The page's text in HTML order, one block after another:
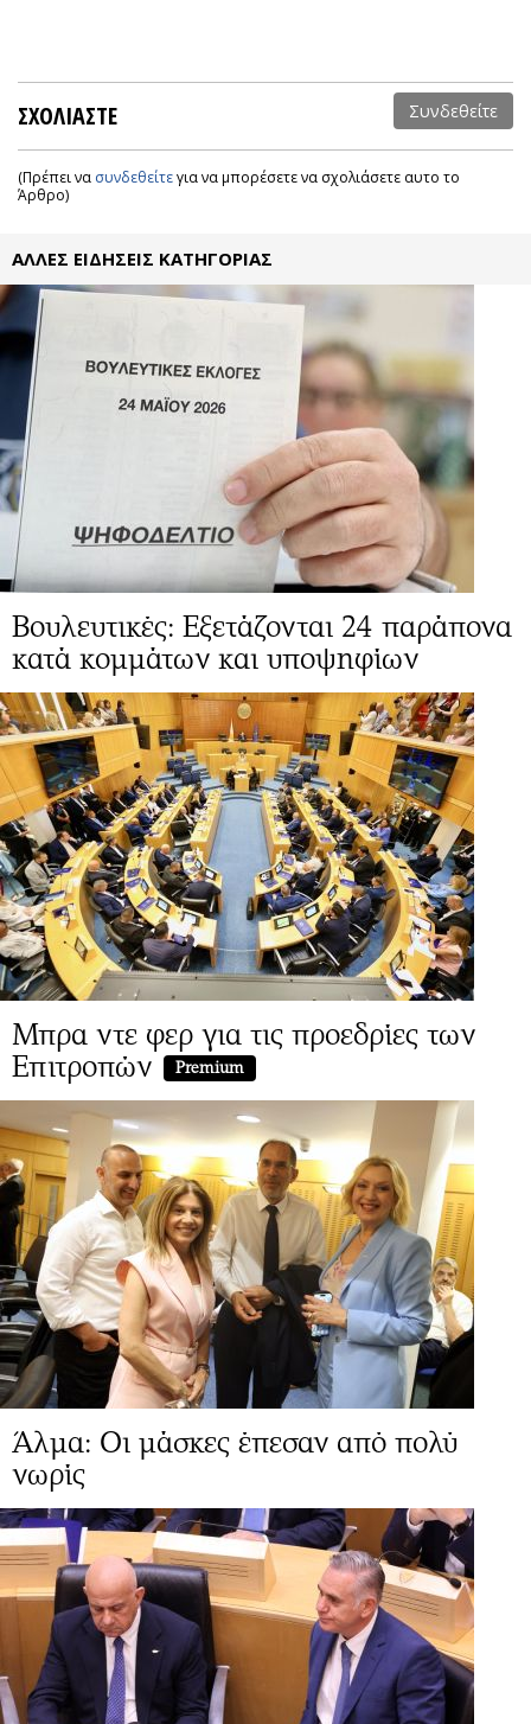
ΣΧΟΛΙΑΣΤΕ Συνδεθείτε
(Πρέπει να συνδεθείτεγια να μπορέσετε να σχολιάσετε αυτο το
Άρθρο)
ΑΛΛΕΣ ΕΙΔΗΣΕΙΣ ΚΑΤΗΓΟΡΙΑΣ
Βουλευτικές: Eξετάζονται 24 παράπονα
κατά κομμάτων και υποψηφίων
Μπρα ντε φερ για τις προεδρίες των
Επιτροπών
Premium
Άλμα: Οι μάσκες έπεσαν από πολύ
νωρίς